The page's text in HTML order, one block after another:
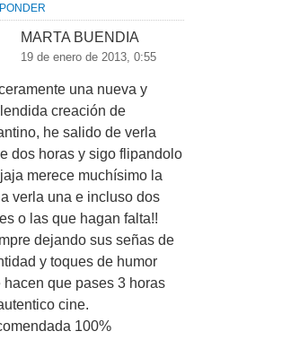
MARTA BUENDIA
19 de enero de 2013, 0:55
una nueva y
creación de
he salido de verla
dos horas y sigo flipandolo
merece muchísimo la
verla una e incluso dos
o las que hagan falta!!
dejando sus señas de
y toques de humor
hacen que pases 3 horas
cine.
100%